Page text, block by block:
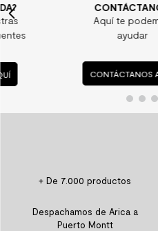
CONTÁCTANOS
Aquí te podemos
CONTÁCTANOS AQUÍ
+ De 7.000 productos
Despachamos de Arica a
Puerto Montt